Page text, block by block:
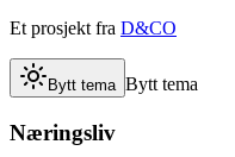
Et prosjekt fra D&CO
Bytt tema Bytt tema
Næringsliv